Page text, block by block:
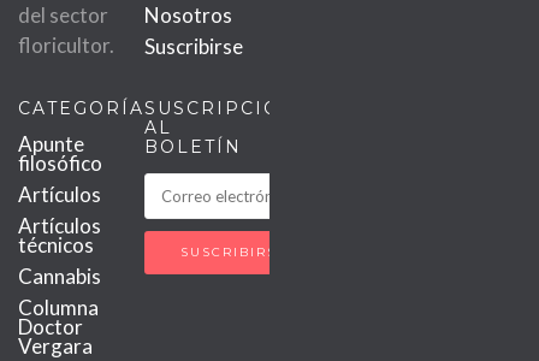
del sector
floricultor.
Nosotros
Suscribirse
CATEGORÍAS
Apunte
filosófico
Artículos
Artículos
técnicos
Cannabis
Columna
Doctor
Vergara
SUSCRIPCIÓN
AL
BOLETÍN